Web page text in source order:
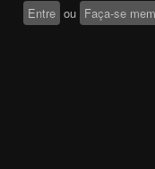
Entre ou Faça-se